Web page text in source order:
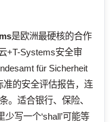
是欧洲最硬核的合作
+T-Systems安全审
für Sicherheit
准的安全评估报告，连
。适合银行、保险、
写一个‘shall’可能等